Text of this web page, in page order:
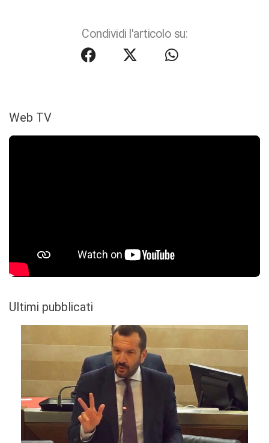
Condividi l'articolo su:
Web TV
Ultimi pubblicati